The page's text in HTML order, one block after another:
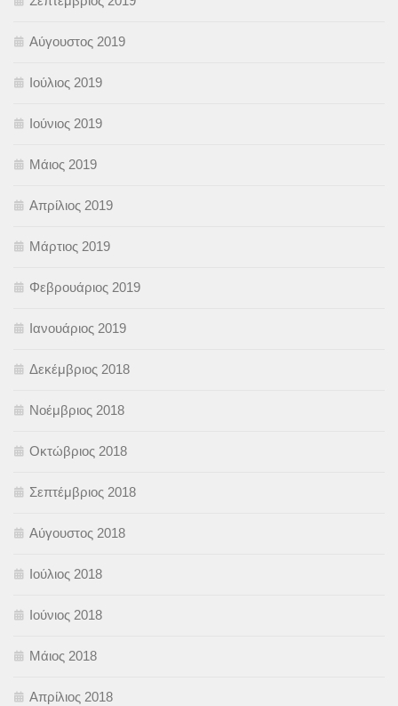
Αύγουστος 2019
Ιούλιος 2019
Ιούνιος 2019
Μάιος 2019
Απρίλιος 2019
Μάρτιος 2019
Φεβρουάριος 2019
Ιανουάριος 2019
Δεκέμβριος 2018
Νοέμβριος 2018
Οκτώβριος 2018
Σεπτέμβριος 2018
Αύγουστος 2018
Ιούλιος 2018
Ιούνιος 2018
Μάιος 2018
Απρίλιος 2018